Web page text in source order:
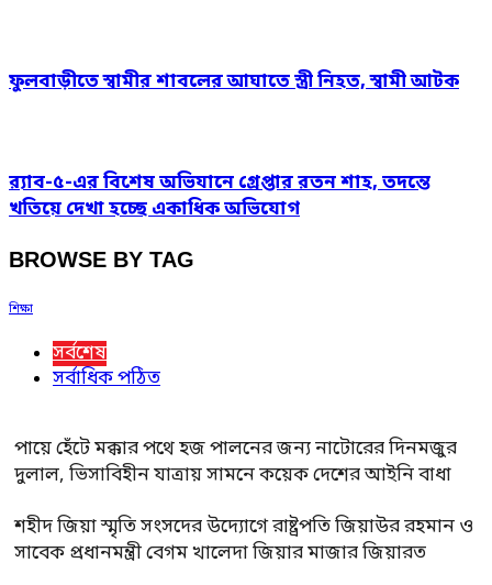
ফুলবাড়ীতে স্বামীর শাবলের আঘাতে স্ত্রী নিহত, স্বামী আটক
র‍্যাব-৫-এর বিশেষ অভিযানে গ্রেপ্তার রতন শাহ, তদন্তে
খতিয়ে দেখা হচ্ছে একাধিক অভিযোগ
BROWSE BY TAG
শিক্ষা
সর্বশেষ
সর্বাধিক পঠিত
পায়ে হেঁটে মক্কার পথে হজ পালনের জন্য নাটোরের দিনমজুর
দুলাল, ভিসাবিহীন যাত্রায় সামনে কয়েক দেশের আইনি বাধা
শহীদ জিয়া স্মৃতি সংসদের উদ্যোগে রাষ্ট্রপতি জিয়াউর রহমান ও
সাবেক প্রধানমন্ত্রী বেগম খালেদা জিয়ার মাজার জিয়ারত